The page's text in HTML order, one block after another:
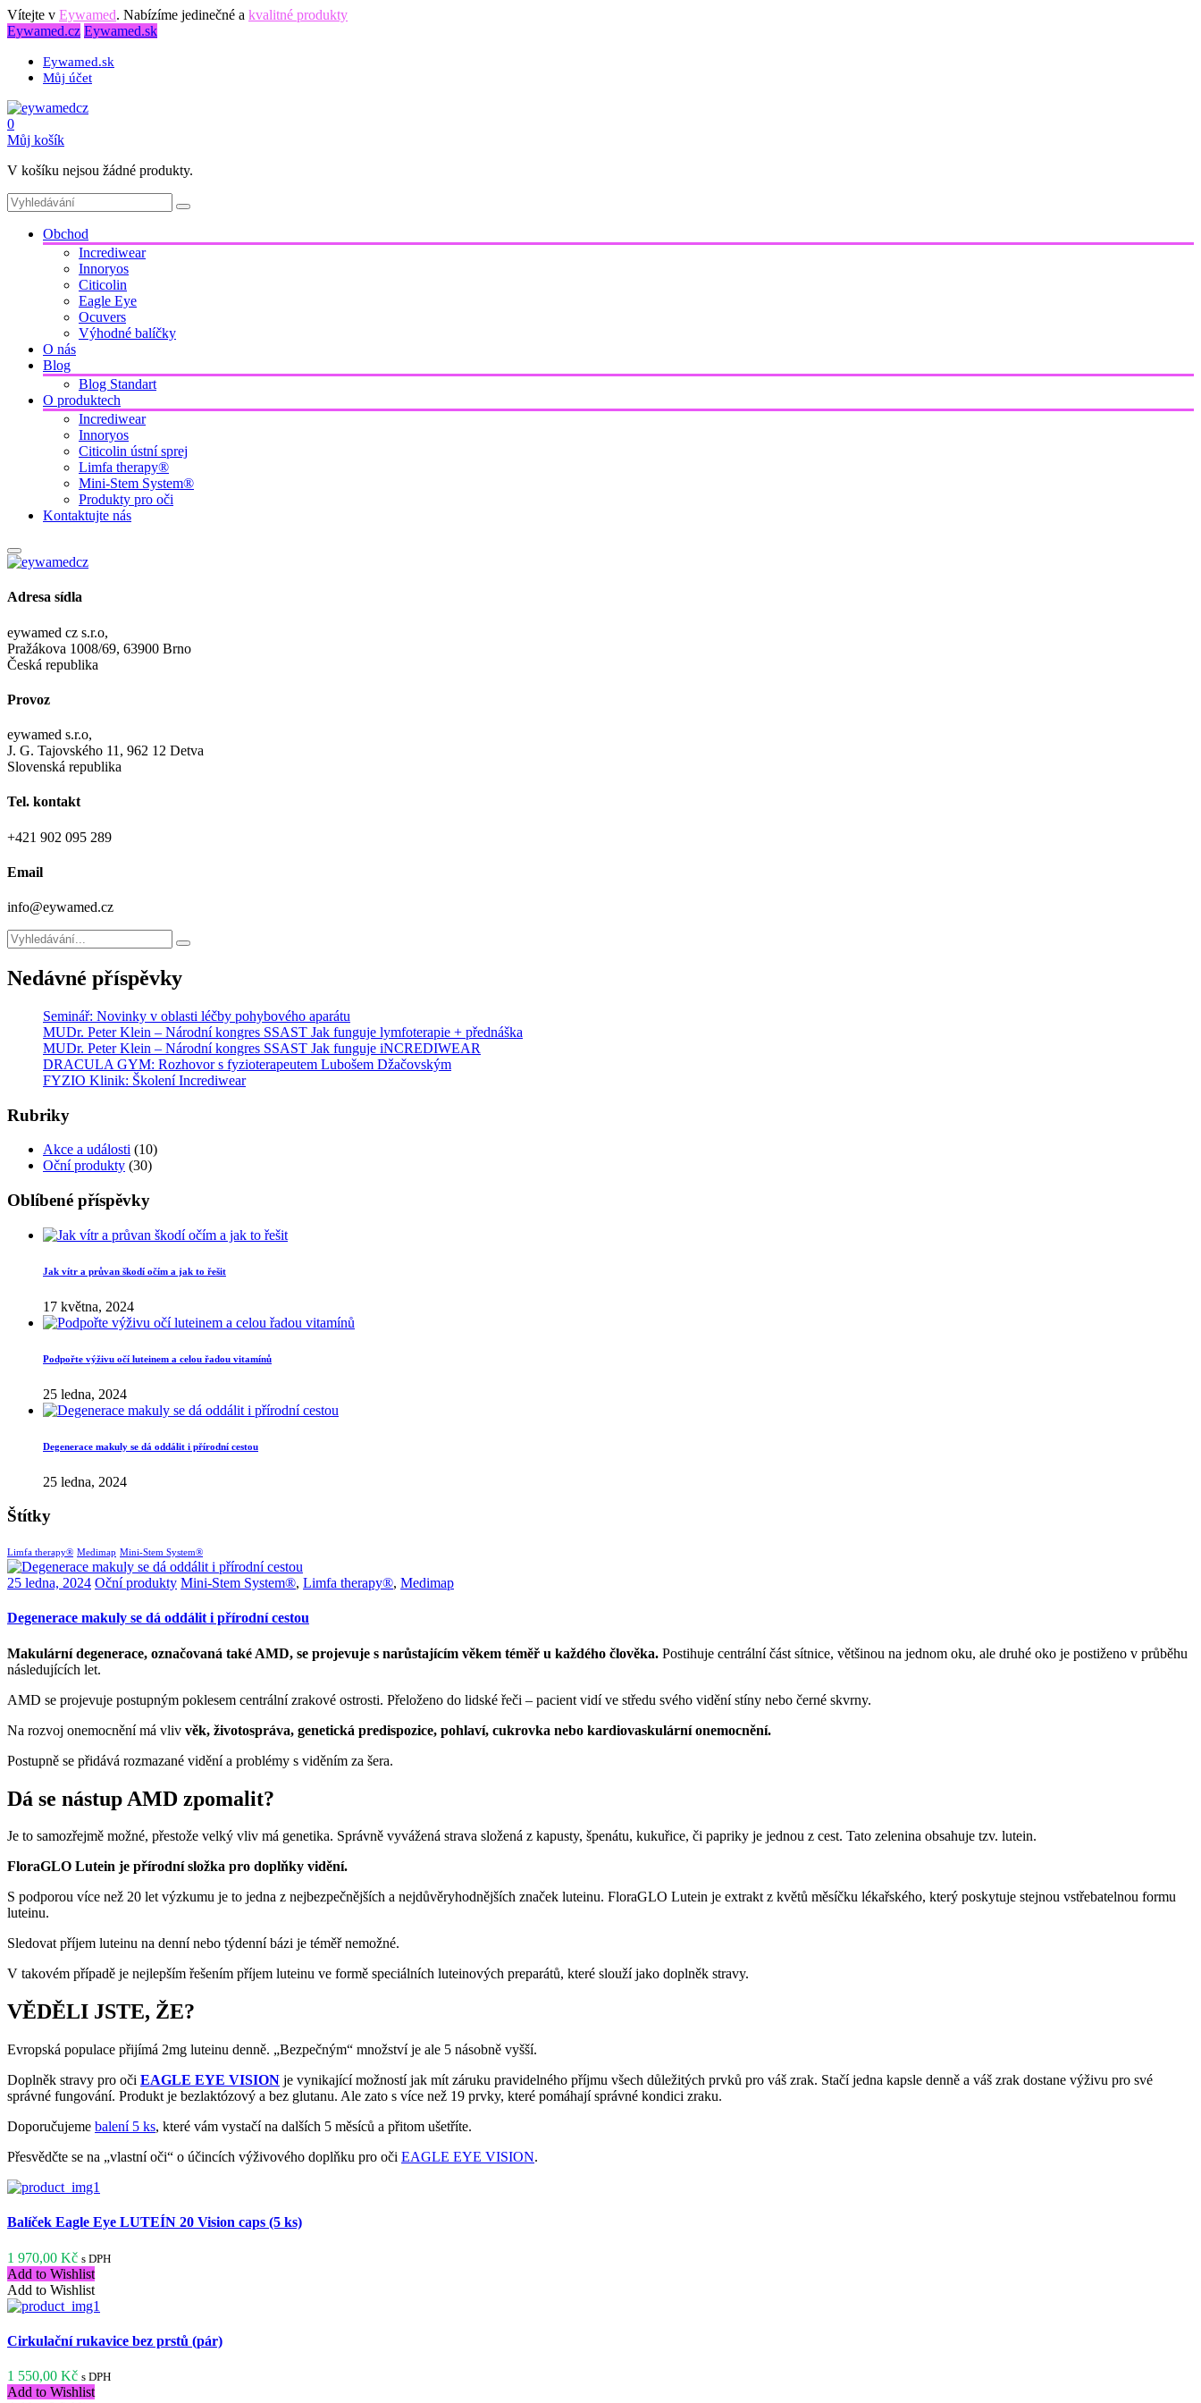
Vítejte v Eywamed. Nabízíme jedinečné a kvalitné produkty
Eywamed.cz Eywamed.sk
Eywamed.sk
Můj účet
0
Můj košík
V košíku nejsou žádné produkty.
Obchod
Incrediwear
Innoryos
Citicolin
Eagle Eye
Ocuvers
Výhodné balíčky
O nás
Blog
Blog Standart
O produktech
Incrediwear
Innoryos
Citicolin ústní sprej
Limfa therapy®
Mini-Stem System®
Produkty pro oči
Kontaktujte nás
Adresa sídla
eywamed cz s.r.o,
Pražákova 1008/69, 63900 Brno
Česká republika
Provoz
eywamed s.r.o,
J. G. Tajovského 11, 962 12 Detva
Slovenská republika
Tel. kontakt
+421 902 095 289
Email
info@eywamed.cz
Nedávné příspěvky
Seminář: Novinky v oblasti léčby pohybového aparátu
MUDr. Peter Klein – Národní kongres SSAST Jak funguje lymfoterapie + přednáška
MUDr. Peter Klein – Národní kongres SSAST Jak funguje iNCREDIWEAR
DRACULA GYM: Rozhovor s fyzioterapeutem Lubošem Džačovským
FYZIO Klinik: Školení Incrediwear
Rubriky
Akce a události (10)
Oční produkty (30)
Oblíbené příspěvky
Jak vítr a průvan škodí očím a jak to řešit
17 května, 2024
Podpořte výživu očí luteinem a celou řadou vitamínů
25 ledna, 2024
Degenerace makuly se dá oddálit i přírodní cestou
25 ledna, 2024
Štítky
Limfa therapy® Medimap Mini-Stem System®
25 ledna, 2024 Oční produkty Mini-Stem System®, Limfa therapy®, Medimap
Degenerace makuly se dá oddálit i přírodní cestou
Makulární degenerace, označovaná také AMD, se projevuje s narůstajícím věkem téměř u každého člověka. Postihuje centrální část sítnice, většinou na jednom oku, ale druhé oko je postiženo v průběhu
následujících let.
AMD se projevuje postupným poklesem centrální zrakové ostrosti. Přeloženo do lidské řeči – pacient vidí ve středu svého vidění stíny nebo černé skvrny.
Na rozvoj onemocnění má vliv věk, životospráva, genetická predispozice, pohlaví, cukrovka nebo kardiovaskulární onemocnění.
Postupně se přidává rozmazané vidění a problémy s viděním za šera.
Dá se nástup AMD zpomalit?
Je to samozřejmě možné, přestože velký vliv má genetika. Správně vyvážená strava složená z kapusty, špenátu, kukuřice, či papriky je jednou z cest. Tato zelenina obsahuje tzv. lutein.
FloraGLO Lutein je přírodní složka pro doplňky vidění.
S podporou více než 20 let výzkumu je to jedna z nejbezpečnějších a nejdůvěryhodnějších značek luteinu. FloraGLO Lutein je extrakt z květů měsíčku lékařského, který poskytuje stejnou vstřebatelnou formu
luteinu.
Sledovat příjem luteinu na denní nebo týdenní bázi je téměř nemožné.
V takovém případě je nejlepším řešením příjem luteinu ve formě speciálních luteinových preparátů, které slouží jako doplněk stravy.
VĚDĚLI JSTE, ŽE?
Evropská populace přijímá 2mg luteinu denně. „Bezpečným“ množství je ale 5 násobně vyšší.
Doplněk stravy pro oči EAGLE EYE VISION je vynikající možností jak mít záruku pravidelného příjmu všech důležitých prvků pro váš zrak. Stačí jedna kapsle denně a váš zrak dostane výživu pro své
správné fungování. Produkt je bezlaktózový a bez glutanu. Ale zato s více než 19 prvky, které pomáhají správné kondici zraku.
Doporučujeme balení 5 ks, které vám vystačí na dalších 5 měsíců a přitom ušetříte.
Přesvědčte se na „vlastní oči“ o účincích výživového doplňku pro oči EAGLE EYE VISION.
Balíček Eagle Eye LUTEÍN 20 Vision caps (5 ks)
1 970,00 Kč s DPH
Add to Wishlist
Add to Wishlist
Cirkulační rukavice bez prstů (pár)
1 550,00 Kč s DPH
Add to Wishlist